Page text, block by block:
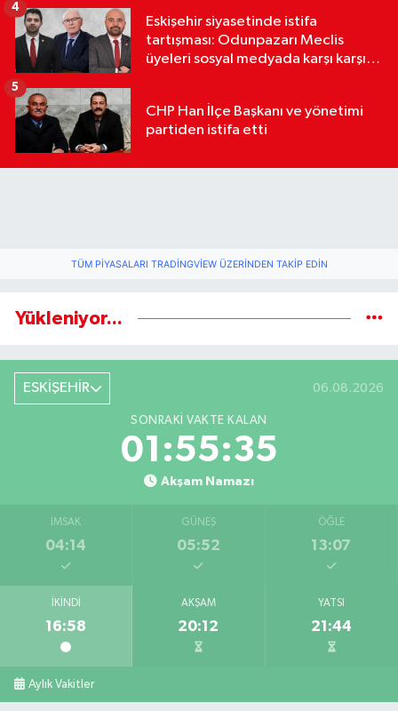
Eskişehir siyasetinde istifa
tartışması: Odunpazarı Meclis
üyeleri sosyal medyada karşı karşıya
4
CHP Han İlçe Başkanı ve yönetimi
partiden istifa etti
5
TÜM PIYASALARI TRADINGVIEW ÜZERINDEN TAKIP EDIN
Yükleniyor...
ESKİŞEHİR 06.08.2026
SONRAKI VAKTE KALAN
01:55:34
Akşam Namazı
İMSAK
04:14
GÜNEŞ
05:52
ÖĞLE
13:07
İKINDI
16:58
AKŞAM
20:12
YATSI
21:44
Aylık Vakitler